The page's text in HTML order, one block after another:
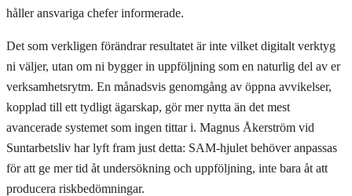
håller ansvariga chefer informerade.
Det som verkligen förändrar resultatet är inte vilket digitalt verktyg
ni väljer, utan om ni bygger in uppföljning som en naturlig del av er
verksamhetsrytm. En månadsvis genomgång av öppna avvikelser,
kopplad till ett tydligt ägarskap, gör mer nytta än det mest
avancerade systemet som ingen tittar i. Magnus Åkerström vid
Suntarbetsliv har lyft fram just detta: SAM-hjulet behöver anpassas
för att ge mer tid åt undersökning och uppföljning, inte bara åt att
producera riskbedömningar.